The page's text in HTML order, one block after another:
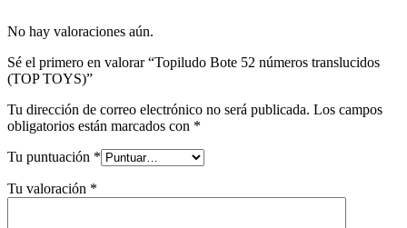
No hay valoraciones aún.
Sé el primero en valorar “Topiludo Bote 52 números translucidos
(TOP TOYS)”
Tu dirección de correo electrónico no será publicada. Los campos
obligatorios están marcados con *
Tu puntuación *
Tu valoración *